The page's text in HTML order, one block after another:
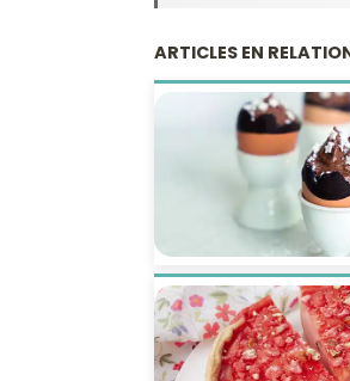
ARTICLES EN